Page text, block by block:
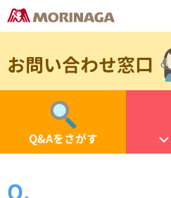
お問い合わせ窓口
Q&Aをさがす